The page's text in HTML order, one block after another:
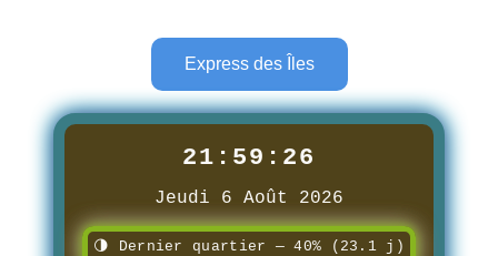
Express des Îles
21:59:28
Jeudi 6 Août 2026
🌗 Dernier quartier — 40% (23.1 j)